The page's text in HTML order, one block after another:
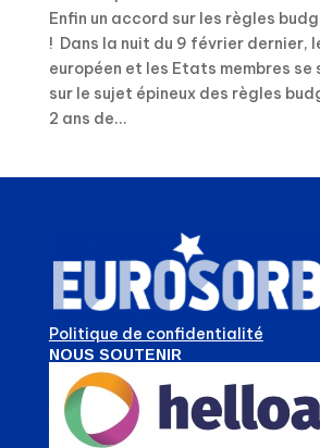
Enfin un accord sur les règles
! Dans la nuit du 9 février dernier,
européen et les Etats membres
sur le sujet épineux des règles
2 ans de...
Politique de confidentialité
NOUS SOUTENIR